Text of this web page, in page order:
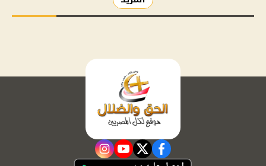
facebook
twitter
youtube
instagram